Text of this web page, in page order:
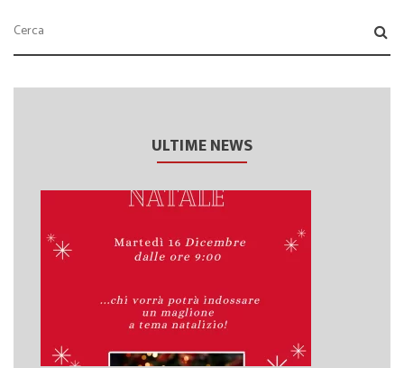
ULTIME NEWS